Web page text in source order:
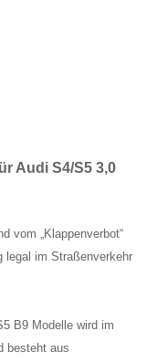
Audi S4/S5 3,0
vom „Klappenverbot“
legal im Straßenverkehr
B9 Modelle wird im
besteht aus